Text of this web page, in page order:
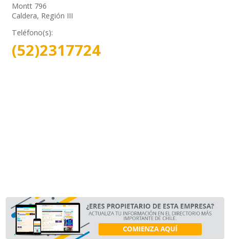
Montt 796
Caldera, Región III
Teléfono(s):
(52)2317724